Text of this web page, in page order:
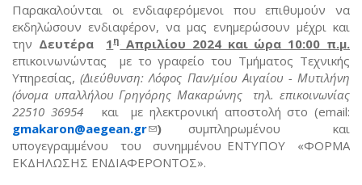
Παρακαλούνται οι ενδιαφερόμενοι που επιθυμούν να
εκδηλώσουν ενδιαφέρον, να μας ενημερώσουν μέχρι και
την Δευτέρα 1ηΑπριλίου 2024 και ώρα 10:00 π.μ.
επικοινωνώντας με το γραφείο του Τμήματος Τεχνικής
Υπηρεσίας,(Διεύθυνση: Λόφος Παν/μίου Αιγαίου - Μυτιλήνη
(όνομα υπαλλήλου Γρηγόρης Μακαρώνης τηλ. επικοινωνίας
22510 36954
και με ηλεκτρονική αποστολή στο (email:
gmakaron@aegean.gr(link sends e-mail)
) συμπληρωμένου και
υπογεγραμμένου του συνημμένου ΕΝΤΥΠΟΥ «ΦΟΡΜΑ
ΕΚΔΗΛΩΣΗΣ ΕΝΔΙΑΦΕΡΟΝΤΟΣ».